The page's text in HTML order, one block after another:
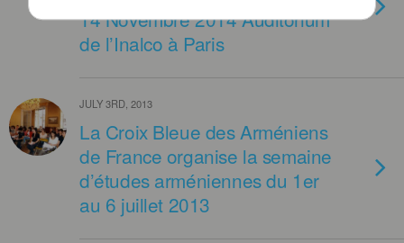
14 Novembre 2014 Auditorium
de l’Inalco à Paris
JULY 3RD, 2013
La Croix Bleue des Arméniens
de France organise la semaine
d’études arméniennes du 1er
au 6 juillet 2013